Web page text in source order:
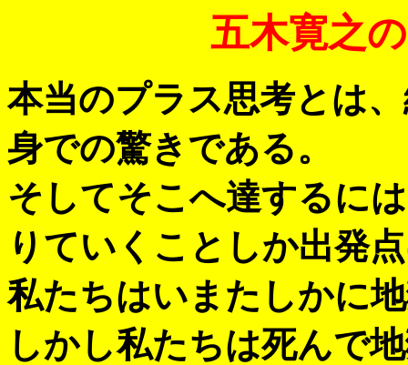
五木寛之
本当のプラス思考とは
身での驚きである。
そしてそこへ達するに
りていくことしか出発
私たちはいまたしかに
しかし私たちは死んで